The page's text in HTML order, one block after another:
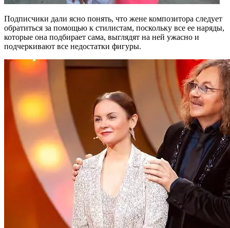
Подписчики дали ясно понять, что жене композитора следует
обратиться за помощью к стилистам, поскольку все ее наряды,
которые она подбирает сама, выглядят на ней ужасно и
подчеркивают все недостатки фигуры.